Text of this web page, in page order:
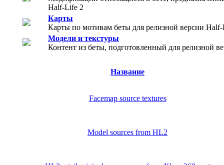
Half-Life 2
Карты
Карты по мотивам беты для релизной версии
Модели и текстуры
Контент из беты, подготовленный для релизной
Название
Facemap source textures
Model sources from HL2